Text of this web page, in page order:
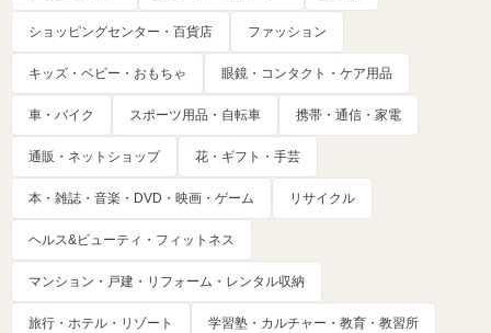
ショッピングセンター・百貨店 ファッション
キッズ・ベビー・おもちゃ 眼鏡・コンタクト・ケア用品
車・バイク スポーツ用品・自転車 携帯・通信・家電
通販・ネットショップ 花・ギフト・手芸
本・雑誌・音楽・DVD・映画・ゲーム リサイクル
ヘルス&ビューティ・フィットネス
マンション・戸建・リフォーム・レンタル収納
旅行・ホテル・リゾート 学習塾・カルチャー・教育・教習所